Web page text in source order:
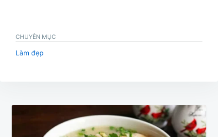
CHUYÊN MỤC
Làm đẹp
Điều
hướng